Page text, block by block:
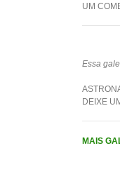
UM
Essa
DEIXE
MAIS